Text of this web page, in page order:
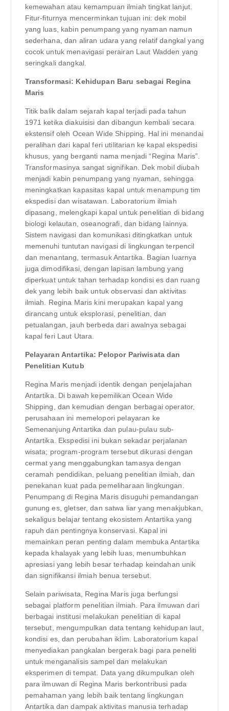
kemewahan atau kemampuan ilmiah tingkat lanjut.
Fitur-fiturnya mencerminkan tujuan ini: dek mobil
yang luas, kabin penumpang yang nyaman namun
sederhana, dan aliran udara yang relatif dangkal yang
cocok untuk menavigasi perairan Laut Wadden yang
seringkali dangkal.
Transformasi: Kehidupan Baru sebagai Regina
Maris
Titik balik dalam sejarah kapal terjadi pada tahun
1971 ketika diakuisisi dan dibangun kembali secara
ekstensif oleh Ocean Wide Shipping. Hal ini menandai
peralihan dari kapal feri utilitarian ke kapal ekspedisi
khusus, yang berganti nama menjadi “Regina Maris”.
Transformasinya sangat signifikan. Dek mobil diubah
menjadi kabin penumpang yang nyaman, sehingga
meningkatkan kapasitas kapal untuk menampung tim
ekspedisi dan wisatawan. Laboratorium ilmiah
dipasang, melengkapi kapal untuk penelitian di bidang
biologi kelautan, oseanografi, dan bidang lainnya.
Sistem navigasi dan komunikasi ditingkatkan untuk
memenuhi tuntutan navigasi di lingkungan terpencil
dan menantang, termasuk Antartika. Bagian luarnya
juga dimodifikasi, dengan lapisan lambung yang
diperkuat untuk tahan terhadap kondisi es dan ruang
dek yang lebih baik untuk observasi dan aktivitas
ilmiah. Regina Maris kini merupakan kapal yang
dirancang untuk eksplorasi, penelitian, dan
petualangan, jauh berbeda dari awalnya sebagai
kapal feri Laut Utara.
Pelayaran Antartika: Pelopor Pariwisata dan
Penelitian Kutub
Regina Maris menjadi identik dengan penjelajahan
Antartika. Di bawah kepemilikan Ocean Wide
Shipping, dan kemudian dengan berbagai operator,
perusahaan ini memelopori pelayaran ke
Semenanjung Antartika dan pulau-pulau sub-
Antartika. Ekspedisi ini bukan sekadar perjalanan
wisata; program-program tersebut dikurasi dengan
cermat yang menggabungkan tamasya dengan
ceramah pendidikan, peluang penelitian ilmiah, dan
penekanan kuat pada pemeliharaan lingkungan.
Penumpang di Regina Maris disuguhi pemandangan
gunung es, gletser, dan satwa liar yang menakjubkan,
sekaligus belajar tentang ekosistem Antartika yang
rapuh dan pentingnya konservasi. Kapal ini
memainkan peran penting dalam membuka Antartika
kepada khalayak yang lebih luas, menumbuhkan
apresiasi yang lebih besar terhadap keindahan unik
dan signifikansi ilmiah benua tersebut.
Selain pariwisata, Regina Maris juga berfungsi
sebagai platform penelitian ilmiah. Para ilmuwan dari
berbagai institusi melakukan penelitian di kapal
tersebut, mengumpulkan data tentang kehidupan laut,
kondisi es, dan perubahan iklim. Laboratorium kapal
menyediakan pangkalan bergerak bagi para peneliti
untuk menganalisis sampel dan melakukan
eksperimen di tempat. Data yang dikumpulkan oleh
para ilmuwan di Regina Maris berkontribusi pada
pemahaman yang lebih baik tentang lingkungan
Antartika dan dampak aktivitas manusia terhadap